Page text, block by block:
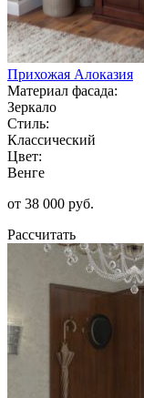
Прихожая Алоказия
Материал фасада:
Зеркало
Стиль:
Классический
Цвет:
Венге
от 38 000 руб.
Рассчитать